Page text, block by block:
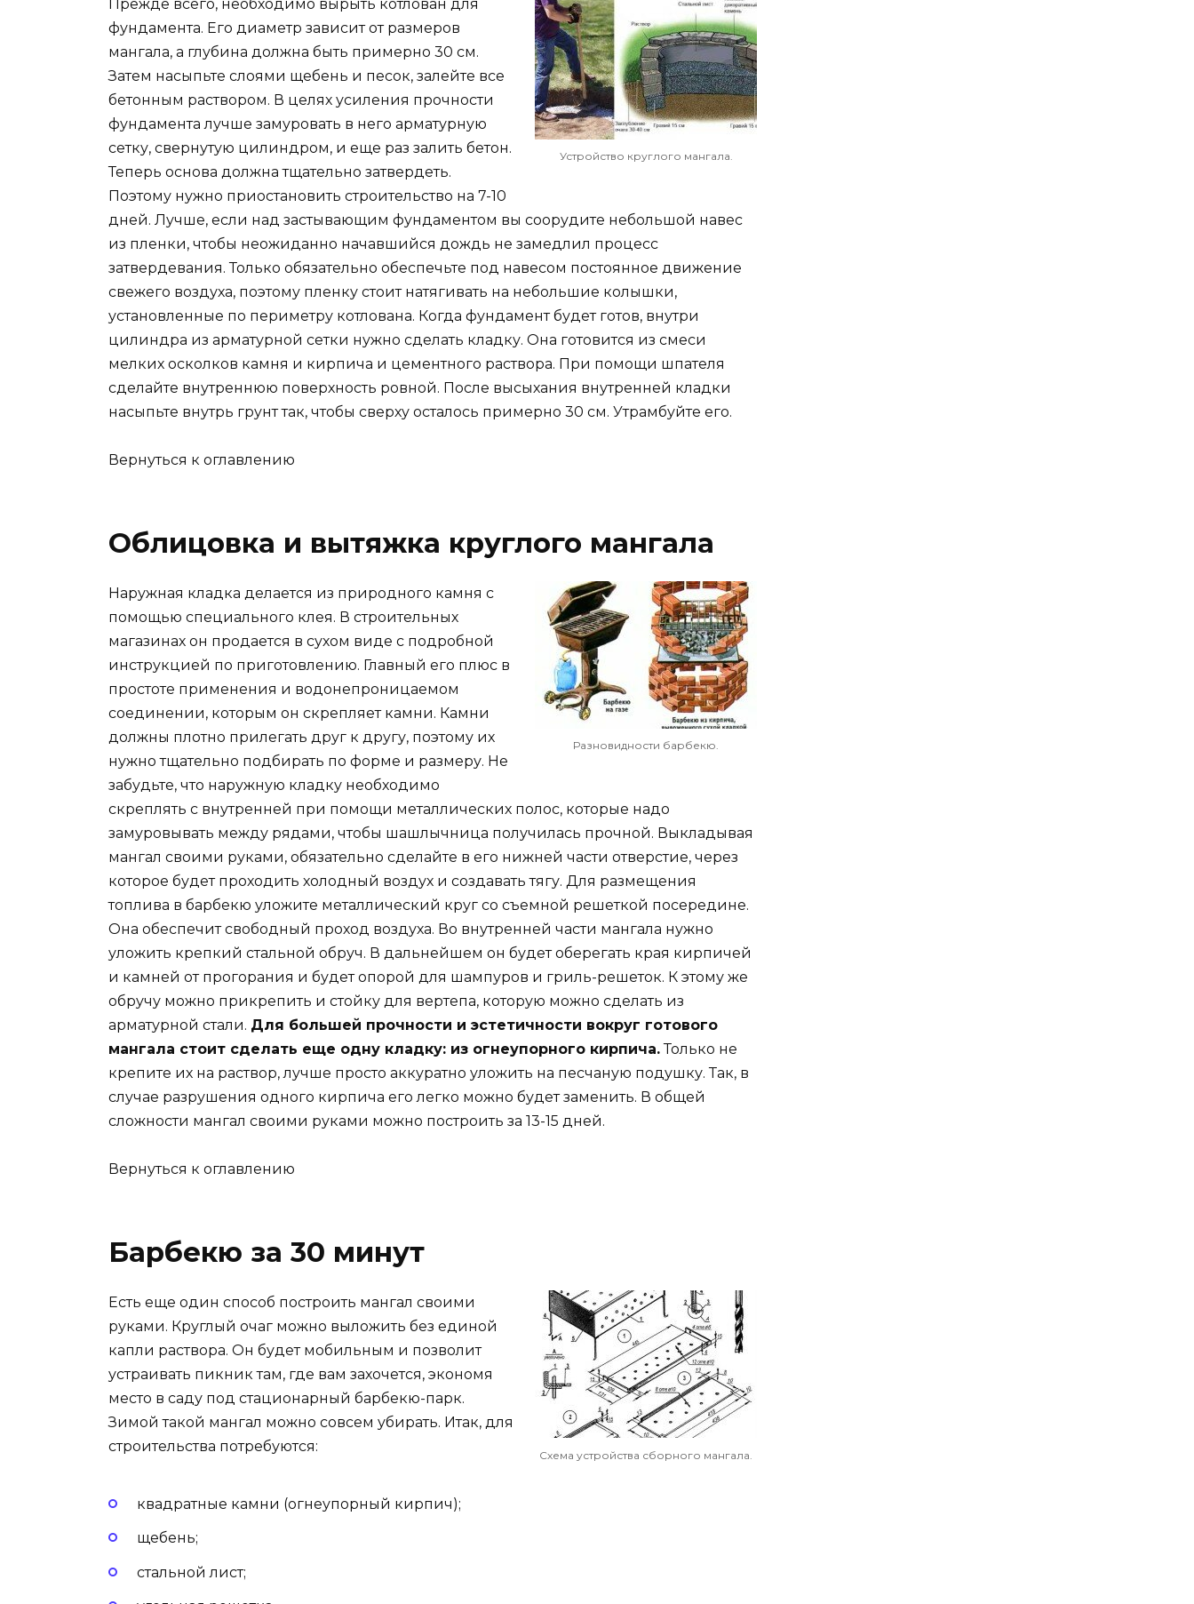
Устройство круглого мангала.
Прежде всего, необходимо вырыть котлован для
фундамента. Его диаметр зависит от размеров
мангала, а глубина должна быть примерно 30 см.
Затем насыпьте слоями щебень и песок, залейте все
бетонным раствором. В целях усиления прочности
фундамента лучше замуровать в него арматурную
сетку, свернутую цилиндром, и еще раз залить бетон.
Теперь основа должна тщательно затвердеть.
Поэтому нужно приостановить строительство на 7-10
дней. Лучше, если над застывающим фундаментом вы соорудите небольшой навес
из пленки, чтобы неожиданно начавшийся дождь не замедлил процесс
затвердевания. Только обязательно обеспечьте под навесом постоянное движение
свежего воздуха, поэтому пленку стоит натягивать на небольшие колышки,
установленные по периметру котлована. Когда фундамент будет готов, внутри
цилиндра из арматурной сетки нужно сделать кладку. Она готовится из смеси
мелких осколков камня и кирпича и цементного раствора. При помощи шпателя
сделайте внутреннюю поверхность ровной. После высыхания внутренней кладки
насыпьте внутрь грунт так, чтобы сверху осталось примерно 30 см. Утрамбуйте его.
Вернуться к оглавлению
Облицовка и вытяжка круглого мангала
Разновидности барбекю.
Наружная кладка делается из природного камня с
помощью специального клея. В строительных
магазинах он продается в сухом виде с подробной
инструкцией по приготовлению. Главный его плюс в
простоте применения и водонепроницаемом
соединении, которым он скрепляет камни. Камни
должны плотно прилегать друг к другу, поэтому их
нужно тщательно подбирать по форме и размеру. Не
забудьте, что наружную кладку необходимо
скреплять с внутренней при помощи металлических полос, которые надо
замуровывать между рядами, чтобы шашлычница получилась прочной. Выкладывая
мангал своими руками, обязательно сделайте в его нижней части отверстие, через
которое будет проходить холодный воздух и создавать тягу. Для размещения
топлива в барбекю уложите металлический круг со съемной решеткой посередине.
Она обеспечит свободный проход воздуха. Во внутренней части мангала нужно
уложить крепкий стальной обруч. В дальнейшем он будет оберегать края кирпичей
и камней от прогорания и будет опорой для шампуров и гриль-решеток. К этому же
обручу можно прикрепить и стойку для вертепа, которую можно сделать из
арматурной стали. Для большей прочности и эстетичности вокруг готового
мангала стоит сделать еще одну кладку: из огнеупорного кирпича.Только не
крепите их на раствор, лучше просто аккуратно уложить на песчаную подушку. Так, в
случае разрушения одного кирпича его легко можно будет заменить. В общей
сложности мангал своими руками можно построить за 13-15 дней.
Вернуться к оглавлению
Барбекю за 30 минут
Схема устройства сборного мангала.
Есть еще один способ построить мангал своими
руками. Круглый очаг можно выложить без единой
капли раствора. Он будет мобильным и позволит
устраивать пикник там, где вам захочется, экономя
место в саду под стационарный барбекю-парк.
Зимой такой мангал можно совсем убирать. Итак, для
строительства потребуются:
квадратные камни (огнеупорный кирпич);
щебень;
стальной лист;